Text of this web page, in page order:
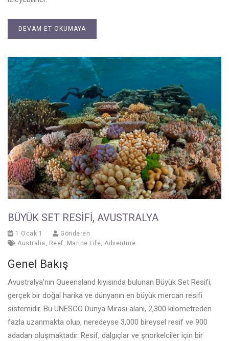
DEVAM ET OKUMAYA
BÜYÜK SET RESIFI, AVUSTRALYA
1 Ocak 1
Gönderen
Australia , Reef, Marine Life, Adventure
Genel Bakış
Avustralya’nın Queensland kıyısında bulunan Büyük Set Resifi,
gerçek bir doğal harika ve dünyanın en büyük mercan resifi
sistemidir. Bu UNESCO Dünya Mirası alanı, 2,300 kilometreden
fazla uzanmakta olup, neredeyse 3,000 bireysel resif ve 900
adadan oluşmaktadır. Resif, dalgıçlar ve şnorkelciler için bir